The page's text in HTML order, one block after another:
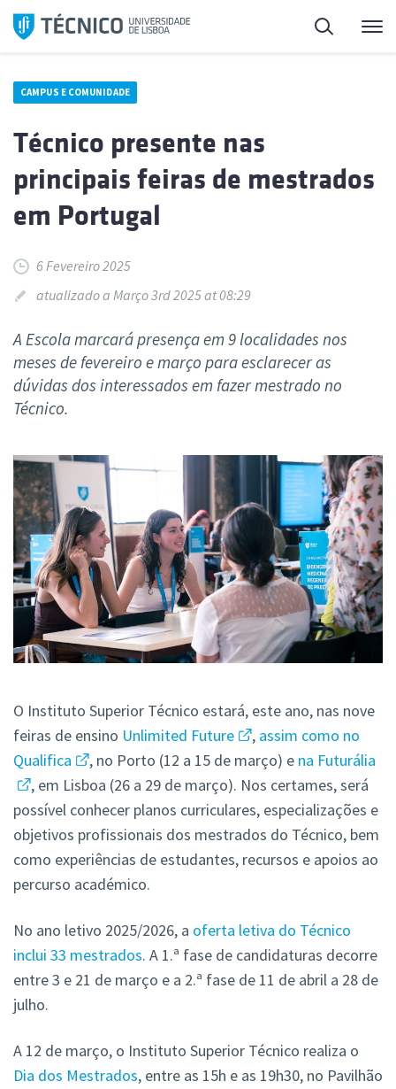
Saltar
para
Pesquisa
CAMPUS E COMUNIDADE
Técnico presente nas
principais feiras de mestrados
em Portugal
6 Fevereiro 2025
atualizado a Março 3rd 2025 at 08:29
A Escola marcará presença em 9 localidades nos
meses de fevereiro e março para esclarecer as
dúvidas dos interessados em fazer mestrado no
Técnico.
O Instituto Superior Técnico estará, este ano, nas nove
feiras de ensino Unlimited Future ,assim como no
Qualifica
, no Porto (12 a 15 de março) ena Futurália
, em Lisboa (26 a 29 de março). Nos certames, será
possível conhecer planos curriculares, especializações e
objetivos profissionais dos mestrados do Técnico, bem
como experiências de estudantes, recursos e apoios ao
percurso académico.
No ano letivo 2025/2026, a oferta letiva do Técnico
inclui 33 mestrados. A 1.ª fase de candidaturas decorre
entre 3 e 21 de março e a 2.ª fase de 11 de abril a 28 de
julho.
A 12 de março, o Instituto Superior Técnico realiza o
Dia dos Mestrados, entre as 15h e as 19h30, no Pavilhão